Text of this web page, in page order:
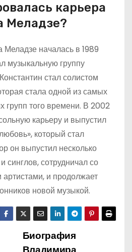
карьера
Меладзе?
Меладзе началась в 1989
музыкальную группу
стал солистом
стала одной из самых
групп того времени. В 2002
карьеру и выпустил
который стал
он выпустил несколько
сотрудничал со
и продолжает
новой музыкой.
Биография